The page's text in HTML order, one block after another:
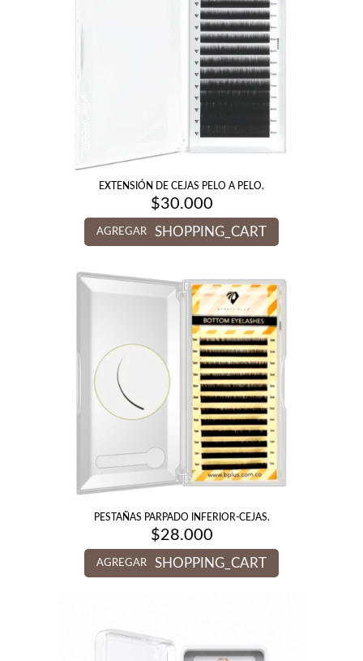
EXTENSIÓN DE CEJAS PELO A PELO.
$30.000
AGREGAR SHOPPING_CART
PESTAÑAS PARPADO INFERIOR-CEJAS.
$28.000
AGREGAR SHOPPING_CART